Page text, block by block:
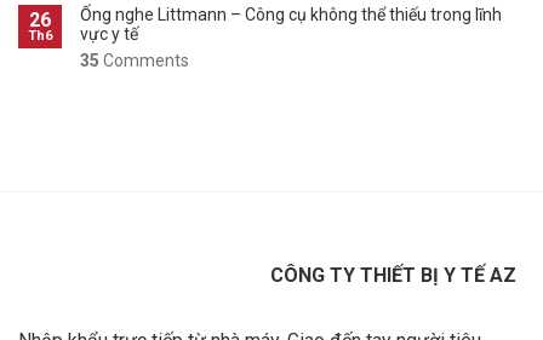
26
Th6
Ống nghe Littmann – Công cụ không thể thiếu trong lĩnh
vực y tế
35 Comments
CÔNG TY THIẾT BỊ Y TẾ AZ